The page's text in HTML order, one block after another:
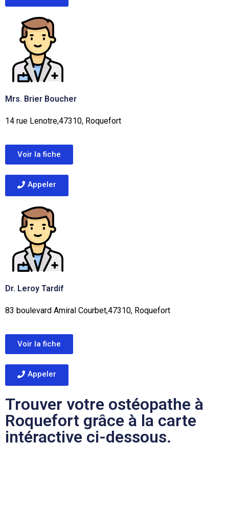
Mrs. Brier Boucher
14 rue Lenotre,47310, Roquefort
Voir la fiche
Appeler
Dr. Leroy Tardif
83 boulevard Amiral Courbet,47310, Roquefort
Voir la fiche
Appeler
Trouver votre ostéopathe à
Roquefort grâce à la carte
intéractive ci-dessous.